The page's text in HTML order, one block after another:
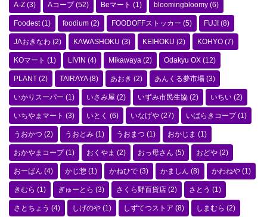
A-Z (3) Aコープ(52) Beマート (1) bloomingbloomy (6)
Foodest(1) foodium (2) FOODOFFストッカー (5) FUJI (8)
JAおきなわ (2) KAWASHOKU (3) KEIHOKU (2) KOHYO (7)
KOマート (1) LIVIN (4) Mikawaya (2) Odakyu OX (12)
PLANT (2) TAIRAYA(8) あおき (2) あんくる夢市場 (3)
いかりスーパー (1) いさみ屋 (2) いずみ市民生協 (2) いちい (2)
いちやまマート (3) いとく (6) いなげや (27) いばらきコープ(1)
うおかつ (2) うおとみ (1) うおまつ (1) おかじま (1)
おかやまコープ(1) おくやま (2) おっ母さん (5) おどや (2)
おーばん (4) かじ惣 (1) かねひで (3) かましん (8) かわねや (1)
きむら (1) ぎゅーとら (3) さくら野百貨店 (2) さとう (1)
さとちょう (4) しげのや (1) しずてつストア (8) しまむら (2)